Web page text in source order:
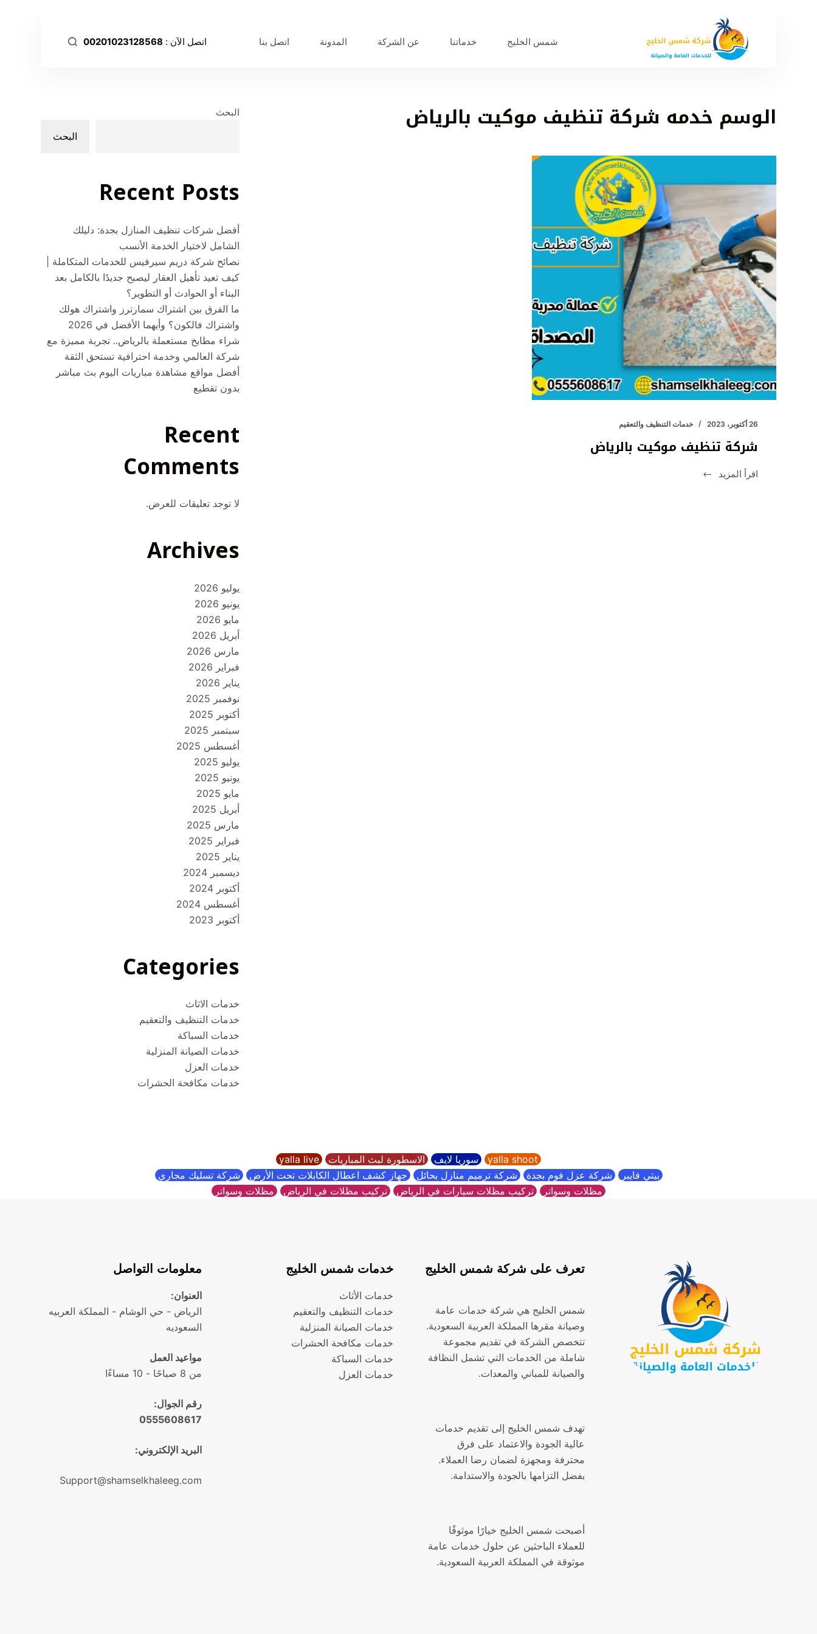
شمس الخليج خدماتنا عن الشركة المدونة اتصل بنا اتصل الآن : 00201023128568
الوسم خدمه شركة تنظيف موكيت بالرياض
26 أكتوبر، 2023 خدمات التنظيف والتعقيم
شركة تنظيف موكيت بالرياض
اقرأ المزيد
شركة
البحث
البحث
Recent Posts
أفضل شركات تنظيف المنازل بجدة: دليلك
الشامل لاختيار الخدمة الأنسب
نصائح شركة دريم سيرفيس للخدمات المتكاملة |
كيف تعيد تأهيل العقار ليصبح جديدًا بالكامل بعد
البناء أو الحوادث أو التطوير؟
ما الفرق بين اشتراك سمارترز واشتراك هولك
واشتراك فالكون؟ وأيهما الأفضل في 2026
شراء مطابخ مستعملة بالرياض.. تجربة مميزة مع
شركة العالمي وخدمة احترافية تستحق الثقة
أفضل مواقع مشاهدة مباريات اليوم بث مباشر
بدون تقطيع
Recent
Comments
لا توجد تعليقات للعرض.
Archives
يوليو 2026
يونيو 2026
مايو 2026
أبريل 2026
مارس 2026
فبراير 2026
يناير 2026
نوفمبر 2025
أكتوبر 2025
سبتمبر 2025
أغسطس 2025
يوليو 2025
يونيو 2025
مايو 2025
أبريل 2025
مارس 2025
فبراير 2025
يناير 2025
ديسمبر 2024
أكتوبر 2024
أغسطس 2024
أكتوبر 2023
Categories
خدمات الاثاث
خدمات التنظيف والتعقيم
خدمات السباكة
خدمات الصيانة المنزلية
خدمات العزل
خدمات مكافحة الحشرات
yalla shoot سوريا لايف الاسطورة لبث المباريات yalla live
بيتي فايبر شركة عزل فوم بجدة شركة ترميم منازل بحائل جهاز كشف اعطال الكابلات تحت الأرض شركة تسليك مجاري
مظلات وسواتر تركيب مظلات سيارات في الرياض تركيب مظلات في الرياض مظلات وسواتر
تعرف على شركة شمس الخليج
شمس الخليج هي شركة خدمات عامة
وصيانة مقرها المملكة العربية السعودية.
تتخصص الشركة في تقديم مجموعة
شاملة من الخدمات التي تشمل النظافة
والصيانة للمباني والمعدات.
تهدف شمس الخليج إلى تقديم خدمات
عالية الجودة والاعتماد على فرق
محترفة ومجهزة لضمان رضا العملاء.
بفضل التزامها بالجودة والاستدامة.
أصبحت شمس الخليج خيارًا موثوقًا
للعملاء الباحثين عن حلول خدمات عامة
موثوقة في المملكة العربية السعودية.
خدمات شمس الخليج
خدمات الأثاث
خدمات التنظيف والتعقيم
خدمات الصيانة المنزلية
خدمات مكافحة الحشرات
خدمات السباكة
خدمات العزل
معلومات التواصل
العنوان:
الرياض - حي الوشام - المملكة العربيه
السعوديه
مواعيد العمل
من 8 صباحًا - 10 مساءًا
رقم الجوال:
0555608617
البريد الإلكتروني:
Support@shamselkhaleeg.com